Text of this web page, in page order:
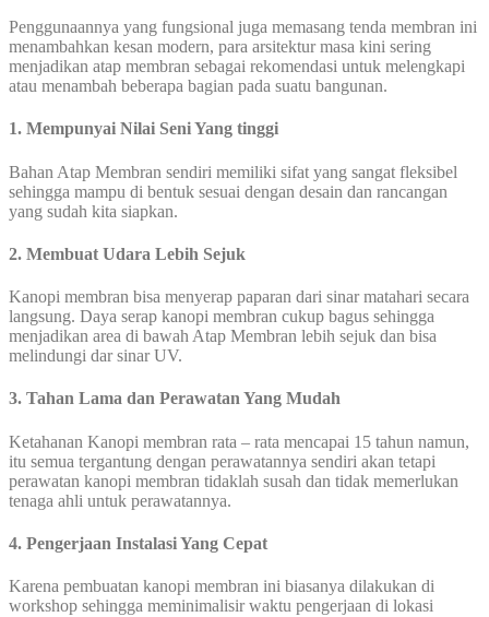
Penggunaannya yang fungsional juga memasang tenda membran ini
menambahkan kesan modern, para arsitektur masa kini sering
menjadikan atap membran sebagai rekomendasi untuk melengkapi
atau menambah beberapa bagian pada suatu bangunan.
1. Mempunyai Nilai Seni Yang tinggi
Bahan Atap Membran sendiri memiliki sifat yang sangat fleksibel
sehingga mampu di bentuk sesuai dengan desain dan rancangan
yang sudah kita siapkan.
2. Membuat Udara Lebih Sejuk
Kanopi membran bisa menyerap paparan dari sinar matahari secara
langsung. Daya serap kanopi membran cukup bagus sehingga
menjadikan area di bawah Atap Membran lebih sejuk dan bisa
melindungi dar sinar UV.
3. Tahan Lama dan Perawatan Yang Mudah
Ketahanan Kanopi membran rata – rata mencapai 15 tahun namun,
itu semua tergantung dengan perawatannya sendiri akan tetapi
perawatan kanopi membran tidaklah susah dan tidak memerlukan
tenaga ahli untuk perawatannya.
4. Pengerjaan Instalasi Yang Cepat
Karena pembuatan kanopi membran ini biasanya dilakukan di
workshop sehingga meminimalisir waktu pengerjaan di lokasi